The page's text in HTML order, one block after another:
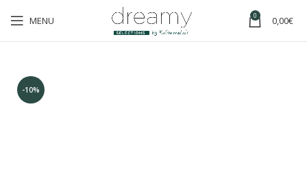
MENU 0 0,00€
-10%
-10%